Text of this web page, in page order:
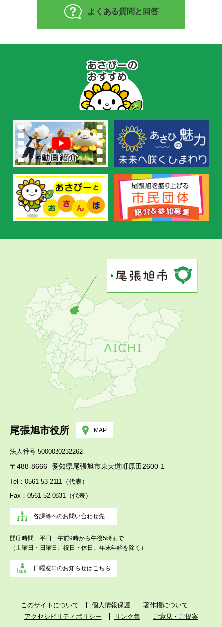
よくある質問と回答
の
お
す
め
尾張旭市役所 MAP
法人番号 5000020232262
〒488-8666 愛知県尾張旭市東大道町原田2600-1
Tel：0561-53-2111（代表）
Fax：0561-52-0831（代表）
各課等へのお問い合わせ先
開庁時間 平日 午前9時から午後5時まで
（土曜日・日曜日、祝日・休日、年末年始を除く）
日曜窓口のお知らせはこちら
このサイトについて 個人情報保護
著作権について
アクセシビリティポリシー
リンク集 ご意見・ご提案